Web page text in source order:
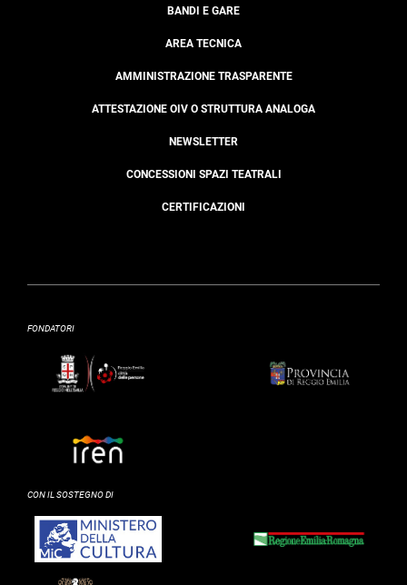
BANDI E GARE
AREA TECNICA
AMMINISTRAZIONE TRASPARENTE
ATTESTAZIONE OIV O STRUTTURA ANALOGA
NEWSLETTER
CONCESSIONI SPAZI TEATRALI
CERTIFICAZIONI
FONDATORI
CON IL SOSTEGNO DI